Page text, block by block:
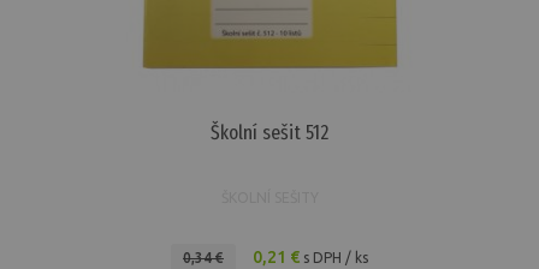
Školní sešit 512
0,34 € 0,21 € s DPH / ks